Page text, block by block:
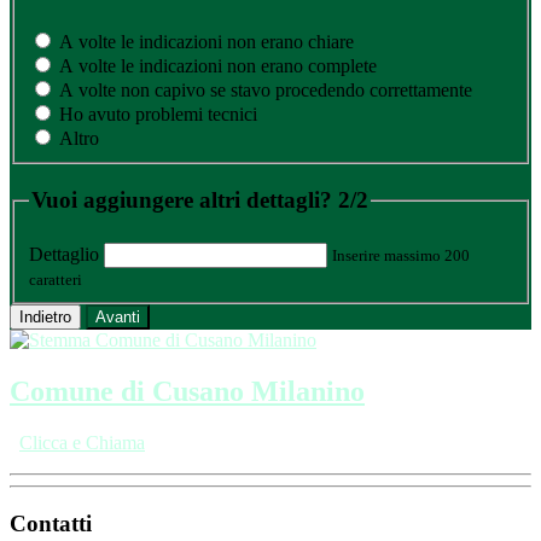
A volte le indicazioni non erano chiare
A volte le indicazioni non erano complete
A volte non capivo se stavo procedendo correttamente
Ho avuto problemi tecnici
Altro
Vuoi aggiungere altri dettagli? 2/2
Dettaglio
Inserire massimo 200
caratteri
Indietro Avanti
Comune di Cusano Milanino
Clicca e Chiama
Contatti